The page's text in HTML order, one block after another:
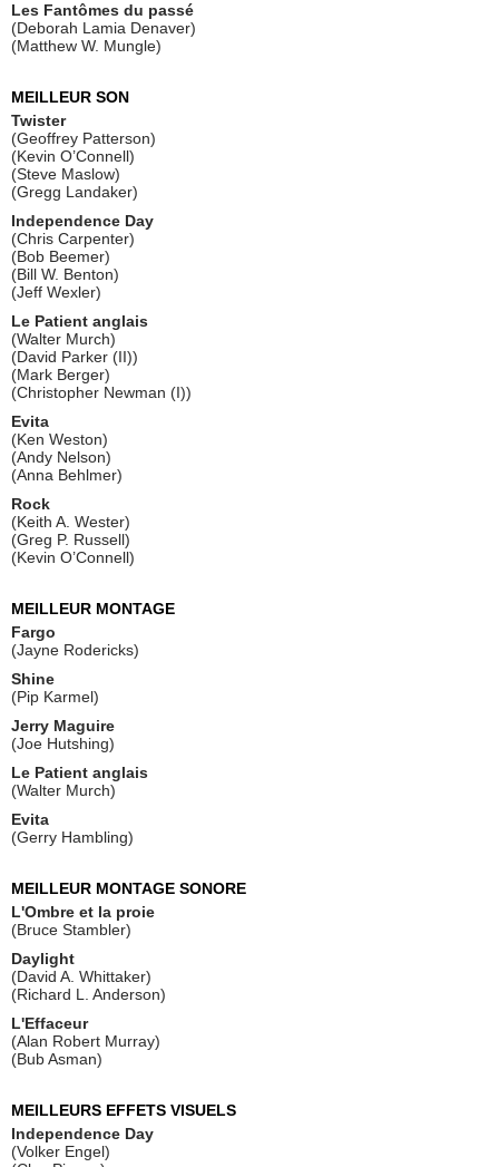
Les Fantômes du passé
(Deborah Lamia Denaver)
(Matthew W. Mungle)
MEILLEUR SON
Twister
(Geoffrey Patterson)
(Kevin O’Connell)
(Steve Maslow)
(Gregg Landaker)
Independence Day
(Chris Carpenter)
(Bob Beemer)
(Bill W. Benton)
(Jeff Wexler)
Le Patient anglais
(Walter Murch)
(David Parker (II))
(Mark Berger)
(Christopher Newman (I))
Evita
(Ken Weston)
(Andy Nelson)
(Anna Behlmer)
Rock
(Keith A. Wester)
(Greg P. Russell)
(Kevin O’Connell)
MEILLEUR MONTAGE
Fargo
(Jayne Rodericks)
Shine
(Pip Karmel)
Jerry Maguire
(Joe Hutshing)
Le Patient anglais
(Walter Murch)
Evita
(Gerry Hambling)
MEILLEUR MONTAGE SONORE
L'Ombre et la proie
(Bruce Stambler)
Daylight
(David A. Whittaker)
(Richard L. Anderson)
L'Effaceur
(Alan Robert Murray)
(Bub Asman)
MEILLEURS EFFETS VISUELS
Independence Day
(Volker Engel)